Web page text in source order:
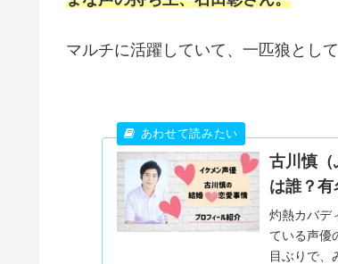
マルチに活躍していて、一匹狼として
古川慎（
は誰？
灼熱カバデ
ている声優
目ぶりで、